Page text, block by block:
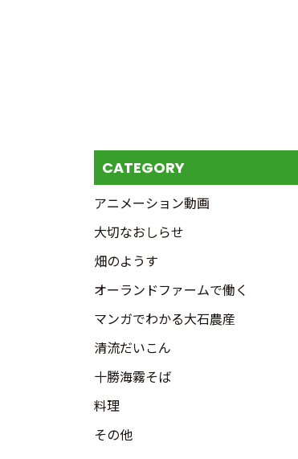
CATEGORY
アニメーション動画
大切なおしらせ
畑のようす
オーランドファームで働く
マンガでわかる大石農産
清流だいこん
十勝海霧そば
料理
その他